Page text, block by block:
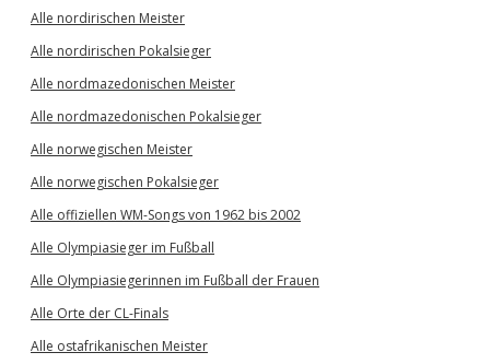
Alle nordirischen Meister
Alle nordirischen Pokalsieger
Alle nordmazedonischen Meister
Alle nordmazedonischen Pokalsieger
Alle norwegischen Meister
Alle norwegischen Pokalsieger
Alle offiziellen WM-Songs von 1962 bis 2002
Alle Olympiasieger im Fußball
Alle Olympiasiegerinnen im Fußball der Frauen
Alle Orte der CL-Finals
Alle ostafrikanischen Meister